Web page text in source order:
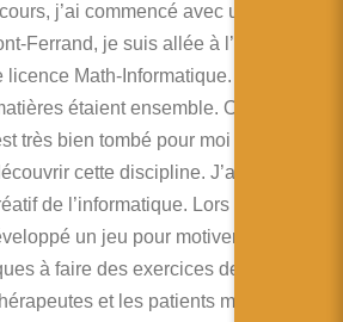
j’ai commencé avec un bac
Ferrand, je suis allée à l’université
Math-Informatique. A
étaient ensemble. On n’avait
très bien tombé pour moi parce que
cette discipline. J’ai tout de
de l’informatique. Lors de mon
un jeu pour motiver les
à faire des exercices de lecture.
et les patients m’a